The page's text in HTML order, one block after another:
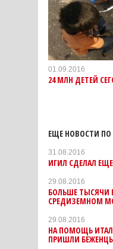
01.09.2016
24 МЛН ДЕТЕЙ
ЕЩЕ НОВОСТИ ПО
31.08.2016
ИГИЛ СДЕЛАЛ
29.08.2016
БОЛЬШЕ ТЫСЯЧИ
СРЕДИЗЕМНОМ
29.08.2016
НА ПОМОЩЬ
ПРИШЛИ